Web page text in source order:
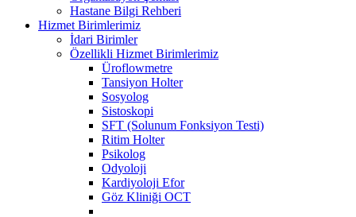
Hastane Bilgi Rehberi
Hizmet Birimlerimiz
İdari Birimler
Özellikli Hizmet Birimlerimiz
Üroflowmetre
Tansiyon Holter
Sosyolog
Sistoskopi
SFT (Solunum Fonksiyon Testi)
Ritim Holter
Psikolog
Odyoloji
Kardiyoloji Efor
Göz Kliniği OCT